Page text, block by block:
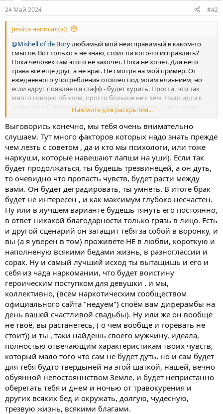
24 Май 2024 #42
Jessica написал(а):
@Mishell of de Bory любимый мой неисправимый в каком-то
смысле. Вот только я не знаю, стоит ли кого-то исправлять?
Пока человек сам этого не захочет. Пока не хочет. Для него
трава всё ещё друг, а не враг. Не смотря на мой пример. От
ежедневного употребления отошел под моим влиянием, но
если вдруг появляется стафф - будет курить. Прости, что так
много говорю об этом, просто больше не с кем. Надо идти к
психологу. Слишком много в этой теме страха, стыда, вины,
смешанных чувств. Хоть тут выговорюсь. Это больно и
страшно, когда человек зависим и ничего не хочет слышать(((
С расставанием я пока не спешу, но мысли такие есть. Слишком
тяжело иногда с этим мириться. Чувствую себя соучастником.
Нажмите для раскрытия...
Выговорись конечно, мы тебя очень внимательно
слушаем. Тут много факторов которых надо знать прежде
чем лезть с советом , да и кто мы психологи, или тоже
наркуши, которые навешают лапши на уши). Если так
будет продолжаться, ты будешь трезвинецей, а он дуть,
то очевидно что пропасть чувств, будет расти между
вами. Он будет деградировать, ты умнеть. В итоге брак
будет не интересен , и как максимум глубоко несчастен.
Ну или в лучшем варианте будешь тянуть его постоянно,
в ответ никакой благодарности только грязь в лицо. Есть
и другой сценарий он затащит тебя за собой в воронку, и
вы (а я уверен в том) проживёте НЕ в любви, короткую и
наполненую всякими бедами жизнь, в разноглассии и
сорах. Ну и самый лучший исход ты вытащишь и его и
себя из чада наркомании, что будет воистину
героическим поступком для девушки , и мы,
коллективно, (всем наркотическим сообществом
официального сайта "недуем") споём вам диферамбы на
день вашей счастливой свадьбы). Ну или же он вообще
не твоё, вы растанетесь, ( о чем вообще и горевать не
стоит)) и ты , таки найдёшь своего мужчину, идеала,
полностью отвечающим характеристикам твоих чувств,
который мало того что сам не будет дуть, но и сам будет
для тебя будто твердыней на этой шаткой, нашей, вечно
обуянной непостояннством Земле, и будет непристанно
оберегать тебя и днем и ночью от травокурения и
других всяких бед и окружать, долгую, чудесную,
трезвую жизнь, всякими благами.